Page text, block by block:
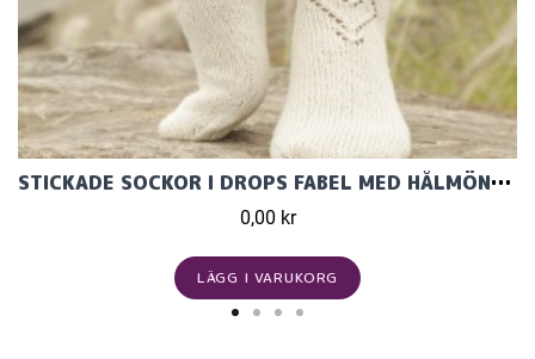
STICKADE SOCKOR I DROPS FABEL MED HÅLMÖNSTER. STL 35 – 43.
0,00 kr
LÄGG I VARUKORG